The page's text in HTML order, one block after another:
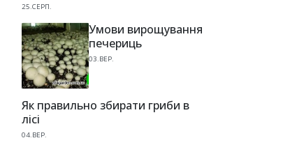
25.СЕРП.
Умови вирощування
печериць
03.ВЕР.
Як правильно збирати гриби в
лісі
04.ВЕР.